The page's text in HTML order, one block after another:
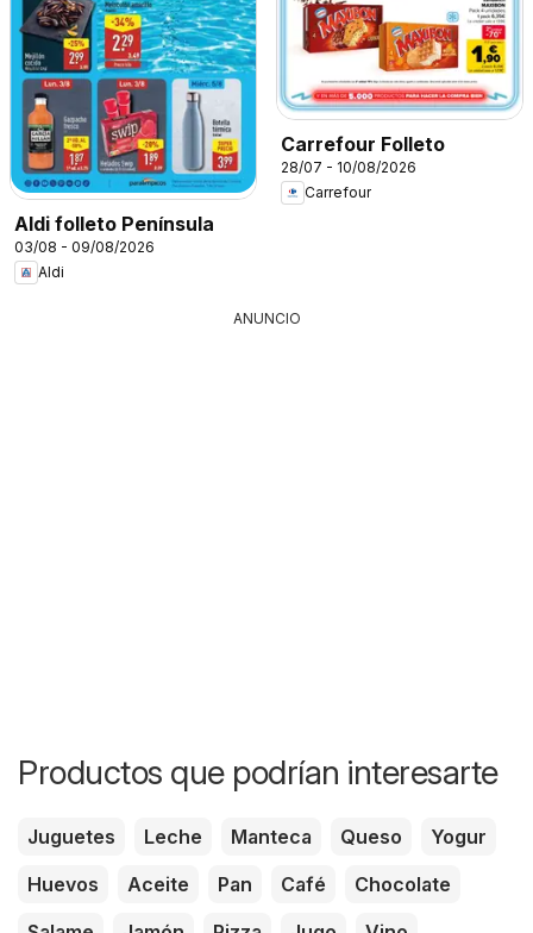
Aldi folleto Península
03/08 - 09/08/2026
Aldi
Carrefour Folleto
28/07 - 10/08/2026
Carrefour
ANUNCIO
Productos que podrían interesarte
Juguetes Leche Manteca Queso
Yogur
Huevos
Aceite Pan Café
Chocolate